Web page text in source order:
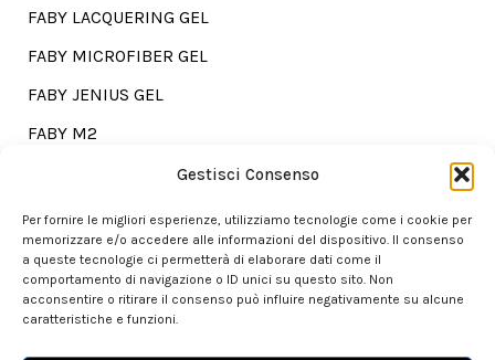
Gestisci Consenso
Per fornire le migliori esperienze, utilizziamo tecnologie come i cookie per
memorizzare e/o accedere alle informazioni del dispositivo. Il consenso
a queste tecnologie ci permetterà di elaborare dati come il
comportamento di navigazione o ID unici su questo sito. Non
acconsentire o ritirare il consenso può influire negativamente su alcune
caratteristiche e funzioni.
FABY LACQUERING GEL
FABY MICROFIBER GEL
FABY JENIUS GEL
FABY M2
Go shopping?